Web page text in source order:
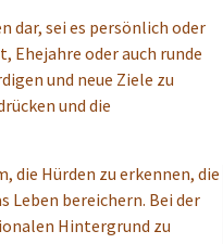
dar, sei es persönlich oder
oder auch runde
und neue Ziele zu
und die
die Hürden zu erkennen, die
Leben bereichern. Bei der
Hintergrund zu